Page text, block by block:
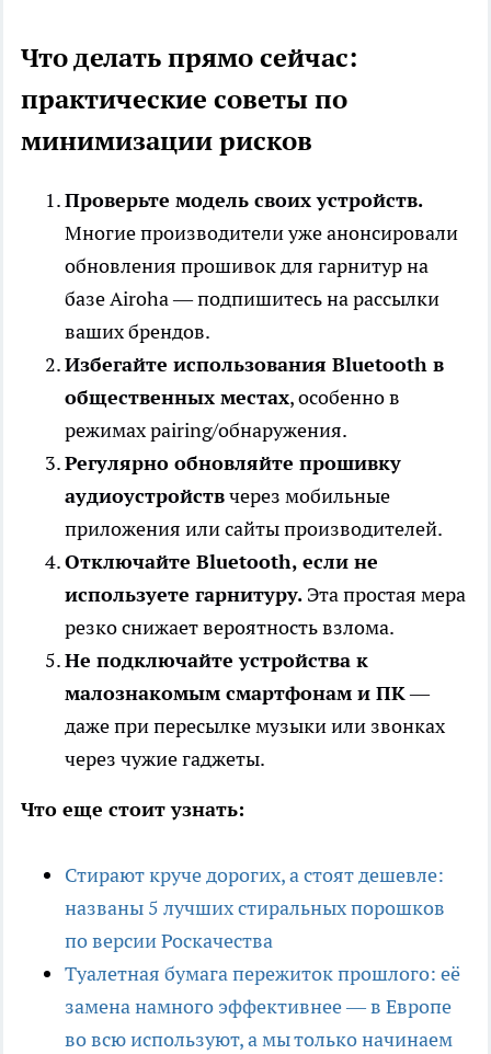
Что делать прямо сейчас:
практические советы по
минимизации рисков
Проверьте модель своих устройств.
Многие производители уже анонсировали
обновления прошивок для гарнитур на
базе Airoha — подпишитесь на рассылки
ваших брендов.
Избегайте использования Bluetooth в
общественных местах, особенно в
режимах pairing/обнаружения.
Регулярно обновляйте прошивку
аудиоустройствчерез мобильные
приложения или сайты производителей.
Отключайте Bluetooth, если не
используете гарнитуру. Эта простая мера
резко снижает вероятность взлома.
Не подключайте устройства к
малознакомым смартфонам и ПК—
даже при пересылке музыки или звонках
через чужие гаджеты.
Что еще стоит узнать:
Стирают круче дорогих, а стоят дешевле:
названы 5 лучших стиральных порошков
по версии Роскачества
Туалетная бумага пережиток прошлого: её
замена намного эффективнее — в Европе
во всю используют, а мы только начинаем